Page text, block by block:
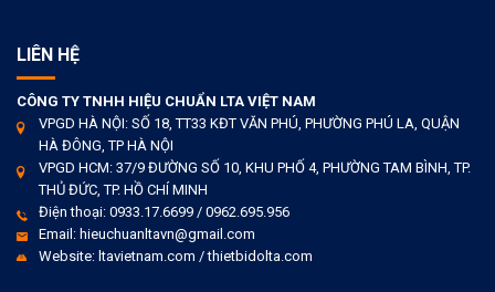
LIÊN HỆ
CÔNG TY TNHH HIỆU CHUẨN LTA VIỆT NAM
VPGD HÀ NỘI: SỐ 18, TT33 KĐT VĂN PHÚ, PHƯỜNG PHÚ LA, QUẬN
HÀ ĐÔNG, TP HÀ NỘI
VPGD HCM: 37/9 ĐƯỜNG SỐ 10, KHU PHỐ 4, PHƯỜNG TAM BÌNH, TP.
THỦ ĐỨC, TP. HỒ CHÍ MINH
Điện thoại: 0933.17.6699 / 0962.695.956
Email: hieuchuanltavn@gmail.com
Website: ltavietnam.com / thietbidolta.com